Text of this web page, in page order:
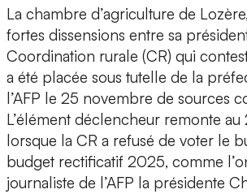
La chambre d’agriculture de
fortes dissensions entre sa
Coordination rurale (CR) qui
a été placée sous tutelle de la
l’AFP le 25 novembre de sources
L’élément déclencheur remonte au
lorsque la CR a refusé de voter le
budget rectificatif 2025, comme
journaliste de l’AFP la présidente